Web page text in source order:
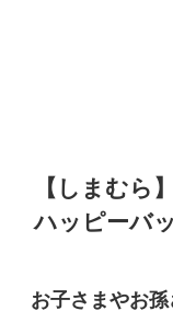
【しまむら】
ハッピーバ
お子さまやお